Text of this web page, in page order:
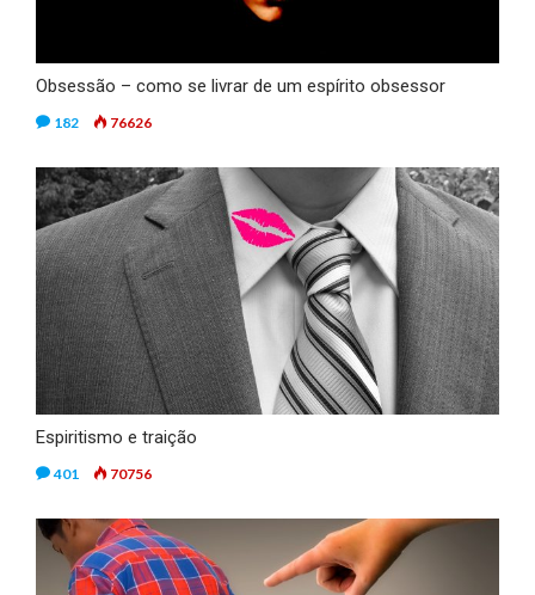
Obsessão – como se livrar de um espírito obsessor
182 76626
Espiritismo e traição
401 70756